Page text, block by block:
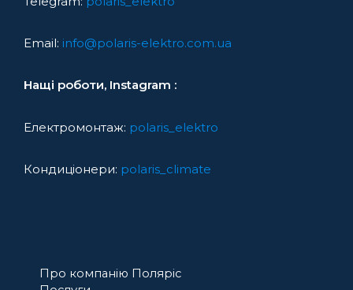
Email: info@polaris-elektro.com.ua
Нащі роботи, Instagram :
Електромонтаж: polaris_elektro
Кондиціонери: polaris_climate
Про компанію Поляріс